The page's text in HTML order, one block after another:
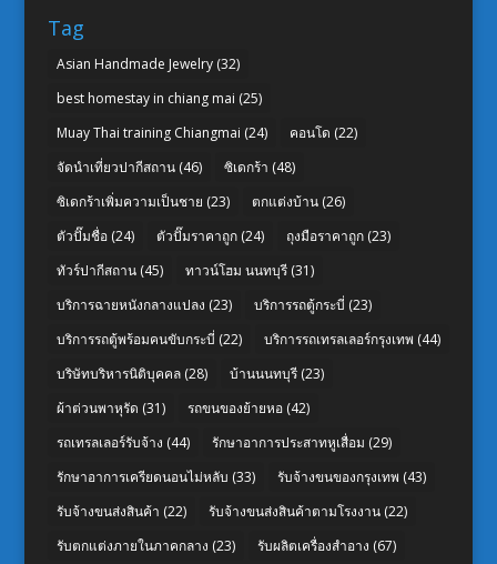
Tag
Asian Handmade Jewelry(32)
best homestay in chiang mai (25)
Muay Thai training Chiangmai (24) คอนโด (22)
จัดนำเที่ยวปากีสถาน(46) ซิเดกร้า (48)
ซิเดกร้าเพิ่มความเป็นชาย (23) ตกแต่งบ้าน(26)
ตัวปั๊มชื่อ(24) ตัวปั๊มราคาถูก(24) ถุงมือราคาถูก(23)
ทัวร์ปากีสถาน(45) ทาวน์โฮม นนทบุรี(31)
บริการฉายหนังกลางแปลง (23) บริการรถตู้กระบี่ (23)
บริการรถตู้พร้อมคนขับกระบี่ (22) บริการรถเทรลเลอร์กรุงเทพ (44)
บริษัทบริหารนิติบุคคล(28) บ้านนนทบุรี(23)
ผ้าต่วนพาหุรัด (31) รถขนของย้ายหอ(42)
รถเทรลเลอร์รับจ้าง (44) รักษาอาการประสาทหูเสื่อม (29)
รักษาอาการเครียดนอนไม่หลับ (33) รับจ้างขนของกรุงเทพ (43)
รับจ้างขนส่งสินค้า (22) รับจ้างขนส่งสินค้าตามโรงงาน(22)
รับตกแต่งภายในภาคกลาง (23) รับผลิตเครื่องสำอาง (67)